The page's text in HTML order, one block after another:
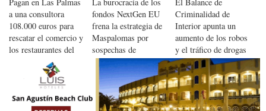
a una consultora
108.000 euros para
rescatar el comercio y
los restaurantes del
sur de Gran Canaria
fondos NextGen EU
frena la estrategia de
Maspalomas por
sospechas de
temeridad financiera
Criminalidad de
Interior apunta un
aumento de los robos
y el tráfico de drogas
en el sur de Gran
Canaria